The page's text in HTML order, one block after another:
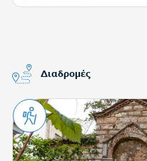
Διαδρομές